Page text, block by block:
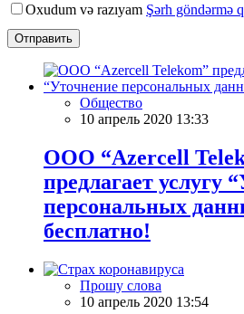
Oxudum və razıyam Şərh göndərmə
Отправить
Общество
10 апрель 2020 13:33
ООО “Azercell
предлагает услугу
персональных
бесплатно!
Прошу слова
10 апрель 2020 13:54